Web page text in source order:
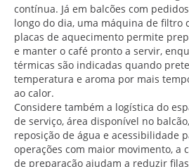
contínua. Já em balcões com
longo do dia, uma máquina de filtro
placas de aquecimento permite
e manter o café pronto a servir,
térmicas são indicadas quando
temperatura e aroma por mais
ao calor.
Considere também a logística do
de serviço, área disponível no
reposição de água e acessibilidade
operações com maior movimento, a
de preparação ajudam a reduzir